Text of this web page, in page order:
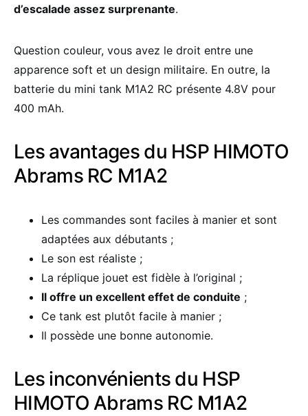
d’escalade assez surprenante.
Question couleur, vous avez le droit entre une
apparence soft et un design militaire. En outre, la
batterie du mini tank M1A2 RC présente 4.8V pour
400 mAh.
Les avantages du HSP HIMOTO
Abrams RC M1A2
Les commandes sont faciles à manier et sont
adaptées aux débutants ;
Le son est réaliste ;
La réplique jouet est fidèle à l’original ;
Il offre un excellent effet de conduite ;
Ce tank est plutôt facile à manier ;
Il possède une bonne autonomie.
Les inconvénients du HSP
HIMOTO Abrams RC M1A2